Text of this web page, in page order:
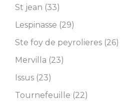
St jean (33)
Lespinasse (29)
Ste foy de peyrolieres (26)
Mervilla (23)
Issus (23)
Tournefeuille (22)